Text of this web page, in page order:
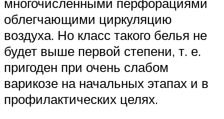
облегчающими циркуляцию
воздуха. Но класс такого белья не
будет выше первой степени, т. е.
пригоден при очень слабом
варикозе на начальных этапах и в
профилактических целях.